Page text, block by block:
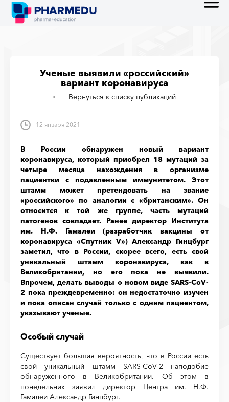
Ученые выявили «российский»
вариант коронавируса
Вернуться к списку публикаций
12 января 2021
В России обнаружен новый вариант
коронавируса, который приобрел 18 мутаций за
четыре месяца нахождения в организме
пациентки с подавленным иммунитетом. Этот
штамм может претендовать на звание
«российского» по аналогии с «британским». Он
относится к той же группе, часть мутаций
патогенов совпадает. Ранее директор Института
им. Н.Ф. Гамалеи (разработчик вакцины от
коронавируса «Спутник V») Александр Гинцбург
заметил, что в России, скорее всего, есть свой
уникальный штамм коронавируса, как в
Великобритании, но его пока не выявили.
Впрочем, делать выводы о новом виде SARS-CoV-
2 пока преждевременно: он недостаточно изучен
и пока описан случай только с одним пациентом,
указывают ученые.
Особый случай
Существует большая вероятность, что в России есть
свой уникальный штамм SARS-CoV-2 наподобие
обнаруженного в Великобритании. Об этом в
понедельник заявил директор Центра им. Н.Ф.
Гамалеи Александр Гинцбург.